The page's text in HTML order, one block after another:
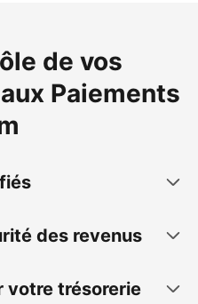
de vos
Paiements
des revenus
votre trésorerie